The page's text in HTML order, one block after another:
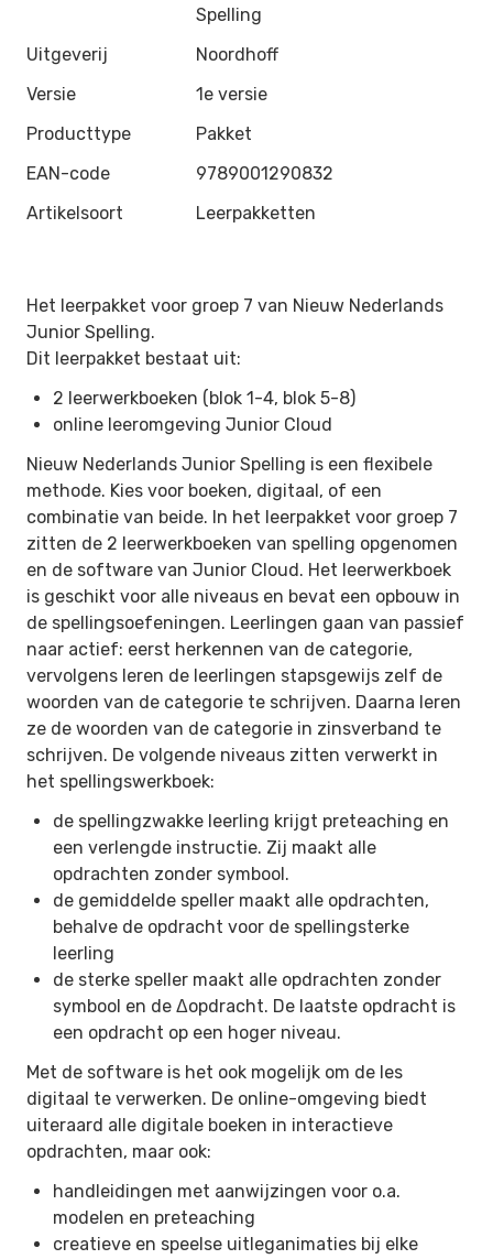
Spelling
Uitgeverij
Noordhoff
Versie
1e versie
Producttype
Pakket
EAN-code
9789001290832
Artikelsoort
Leerpakketten
Het leerpakket voor groep 7 van Nieuw Nederlands
Junior Spelling.
Dit leerpakket bestaat uit:
2 leerwerkboeken (blok 1-4, blok 5-8)
online leeromgeving Junior Cloud
Nieuw Nederlands Junior Spelling is een flexibele
methode. Kies voor boeken, digitaal, of een
combinatie van beide. In het leerpakket voor groep 7
zitten de 2 leerwerkboeken van spelling opgenomen
en de software van Junior Cloud. Het leerwerkboek
is geschikt voor alle niveaus en bevat een opbouw in
de spellingsoefeningen. Leerlingen gaan van passief
naar actief: eerst herkennen van de categorie,
vervolgens leren de leerlingen stapsgewijs zelf de
woorden van de categorie te schrijven. Daarna leren
ze de woorden van de categorie in zinsverband te
schrijven. De volgende niveaus zitten verwerkt in
het spellingswerkboek:
de spellingzwakke leerling krijgt preteaching en
een verlengde instructie. Zij maakt alle
opdrachten zonder symbool.
de gemiddelde speller maakt alle opdrachten,
behalve de opdracht voor de spellingsterke
leerling
de sterke speller maakt alle opdrachten zonder
symbool en de Δopdracht. De laatste opdracht is
een opdracht op een hoger niveau.
Met de software is het ook mogelijk om de les
digitaal te verwerken. De online-omgeving biedt
uiteraard alle digitale boeken in interactieve
opdrachten, maar ook:
handleidingen met aanwijzingen voor o.a.
modelen en preteaching
creatieve en speelse uitleganimaties bij elke